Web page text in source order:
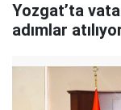
Yozgat’ta
adımlar